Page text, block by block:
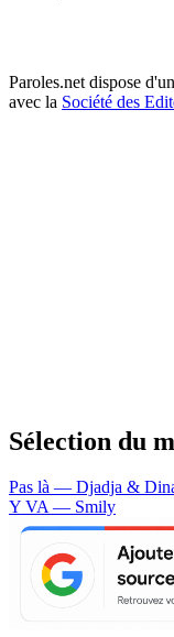
Paroles.net dispose
avec la Société des
Sélection du
Pas là — Djadja &
Y VA — Smily